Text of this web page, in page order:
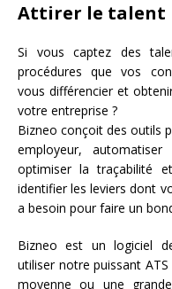
Attirer le talent
Si vous captez des
procédures que vos
vous différencier et
votre entreprise ?
Bizneo conçoit des outils
employeur,
optimiser la traçabilité
identifier les leviers dont
a besoin pour faire un
Bizneo est un logiciel
utiliser notre puissant
moyenne ou une